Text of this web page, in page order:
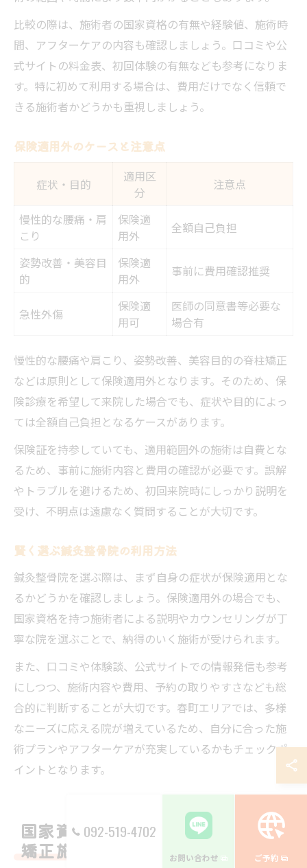
比較の際は、施術者の国家資格の有無や経験値、施術時
間、アフターケアの内容も確認しましょう。口コミや公
式サイトの料金表、初回体験の有無なども参考になりま
す。特に初めて利用する場合は、費用だけでなく信頼で
きる施術者かどうかも重視しましょう。
保険適用外のケースと注意点
症状・目的
適用区
分
注意点
慢性的な腰痛・肩
こり
保険適
用外
全額自己負担
姿勢改善・美容目
的
保険適
用外
事前に費用確認推奨
急性外傷
保険適
用可
医師の同意書等必要な
場合有
慢性的な腰痛や肩こり、姿勢改善、美容目的の脊柱矯正
などは原則として保険適用外となります。そのため、保
険診療を希望して来院した場合でも、症状や目的によっ
ては全額自己負担となるケースがあります。
保険証を持参していても、適用範囲外の施術は自費とな
るため、事前に施術内容と費用の確認が必要です。誤解
やトラブルを避けるため、初回来院時にしっかり説明を
受け、不明点は遠慮なく質問することが大切です。
賢く選ぶ鍼灸整骨院の利用方法
鍼灸整骨院を選ぶ際は、まず自身の症状が保険適用とな
るかどうかを確認しましょう。保険適用外の場合でも、
国家資格を持つ施術者による説明やカウンセリングが丁
寧な院を選ぶことで、納得のいく施術が受けられます。
また、口コミや体験談、公式サイトでの情報発信も参考
にしつつ、施術内容や費用、予約の取りやすさなども総
合的に判断することが大切です。春町エリアでは、多様
なニーズに応える院が増えているため、自分に合った施
術プランやアフターケアが充実しているかもチェックポ
イントとなります。
国家資格者が手がける安心の脊柱
矯正施術体験
092-519-4702
お問い合わせ ご予約